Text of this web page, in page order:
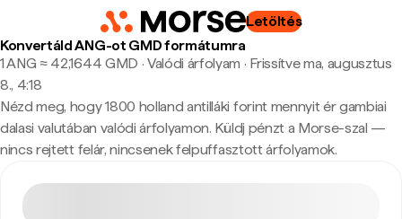
Letöltés
Konvertáld ANG-ot GMD formátumra
1 ANG ≈ 42,1644 GMD · Valódi árfolyam · Frissítve ma, augusztus
8., 4:18
Nézd meg, hogy 1800 holland antilláki forint mennyit ér gambiai
dalasi valutában valódi árfolyamon. Küldj pénzt a Morse-szal —
nincs rejtett felár, nincsenek felpuffasztott árfolyamok.